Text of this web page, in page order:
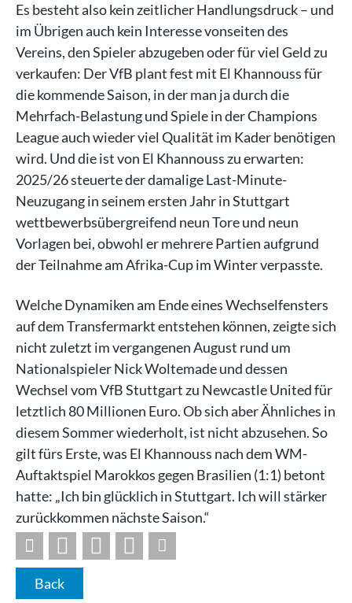
Es besteht also kein zeitlicher Handlungsdruck – und
im Übrigen auch kein Interesse vonseiten des
Vereins, den Spieler abzugeben oder für viel Geld zu
verkaufen: Der VfB plant fest mit El Khannouss für
die kommende Saison, in der man ja durch die
Mehrfach-Belastung und Spiele in der Champions
League auch wieder viel Qualität im Kader benötigen
wird. Und die ist von El Khannouss zu erwarten:
2025/26 steuerte der damalige Last-Minute-
Neuzugang in seinem ersten Jahr in Stuttgart
wettbewerbsübergreifend neun Tore und neun
Vorlagen bei, obwohl er mehrere Partien aufgrund
der Teilnahme am Afrika-Cup im Winter verpasste.
Welche Dynamiken am Ende eines Wechselfensters
auf dem Transfermarkt entstehen können, zeigte sich
nicht zuletzt im vergangenen August rund um
Nationalspieler Nick Woltemade und dessen
Wechsel vom VfB Stuttgart zu Newcastle United für
letztlich 80 Millionen Euro. Ob sich aber Ähnliches in
diesem Sommer wiederholt, ist nicht abzusehen. So
gilt fürs Erste, was El Khannouss nach dem WM-
Auftaktspiel Marokkos gegen Brasilien (1:1) betont
hatte: „Ich bin glücklich in Stuttgart. Ich will stärker
zurückkommen nächste Saison.“
Back